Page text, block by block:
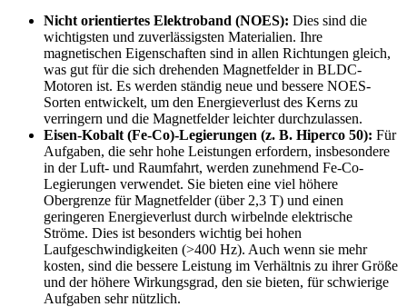
Nicht orientiertes Elektroband (NOES): Dies sind die
wichtigsten und zuverlässigsten Materialien. Ihre
magnetischen Eigenschaften sind in allen Richtungen gleich,
was gut für die sich drehenden Magnetfelder in BLDC-
Motoren ist. Es werden ständig neue und bessere NOES-
Sorten entwickelt, um den Energieverlust des Kerns zu
verringern und die Magnetfelder leichter durchzulassen.
Eisen-Kobalt (Fe-Co)-Legierungen (z. B. Hiperco 50): Für
Aufgaben, die sehr hohe Leistungen erfordern, insbesondere
in der Luft- und Raumfahrt, werden zunehmend Fe-Co-
Legierungen verwendet. Sie bieten eine viel höhere
Obergrenze für Magnetfelder (über 2,3 T) und einen
geringeren Energieverlust durch wirbelnde elektrische
Ströme. Dies ist besonders wichtig bei hohen
Laufgeschwindigkeiten (>400 Hz). Auch wenn sie mehr
kosten, sind die bessere Leistung im Verhältnis zu ihrer Größe
und der höhere Wirkungsgrad, den sie bieten, für schwierige
Aufgaben sehr nützlich.